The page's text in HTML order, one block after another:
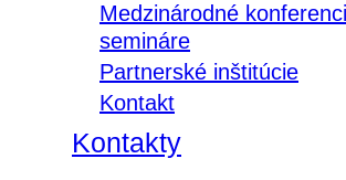
Medzinárodné
semináre
Partnerské inštitúcie
Kontakt
Kontakty